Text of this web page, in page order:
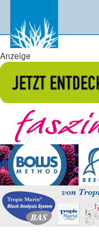
Anzeige